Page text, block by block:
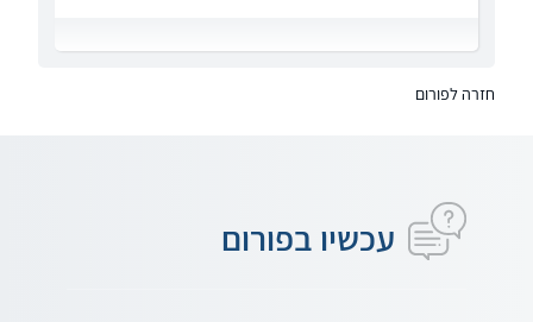
חזרה לפורום
עכשיו בפורום